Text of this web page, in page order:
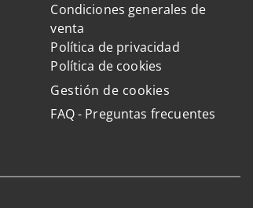
Condiciones generales de
venta
Política de privacidad
Política de cookies
Gestión de cookies
FAQ - Preguntas frecuentes